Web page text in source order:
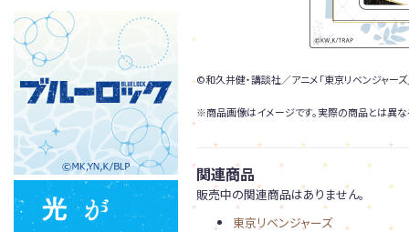
©和久井健・講談社／アニメ「東京リベンジャー
※商品画像はイメージです。実際の商品とは異な
関連商品
販売中の関連商品はありません。
東京リベンジャーズ